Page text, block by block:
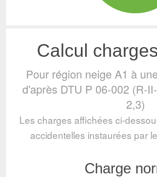
Calcul
Pour région neige A1 à
d'après DTU P 06-002 (R-
2,3)
Les charges affichées ci-
accidentelles instaurées par
Charge